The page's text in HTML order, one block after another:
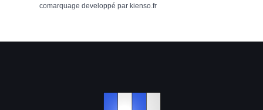
comarquage developpé par kienso.fr